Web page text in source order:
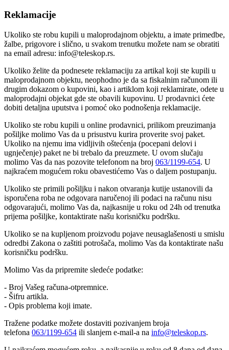
Reklamacije
Ukoliko ste robu kupili u maloprodajnom objektu, a imate primedbe,
žalbe, prigovore i slično, u svakom trenutku možete nam se obratiti
na email adresu: info@teleskop.rs.
Ukoliko želite da podnesete reklamaciju za artikal koji ste kupili u
maloprodajnom objektu, neophodno je da sa fiskalnim računom ili
drugim dokazom o kupovini, kao i artiklom koji reklamirate, odete u
maloprodajni objekat gde ste obavili kupovinu. U prodavnici ćete
dobiti detaljna uputstva i pomoć oko podnošenja reklamacije.
Ukoliko ste robu kupili u online prodavnici, prilikom preuzimanja
pošiljke molimo Vas da u prisustvu kurira proverite svoj paket.
Ukoliko na njemu ima vidljivih oštećenja (pocepani delovi i
ugnječenje) paket ne bi trebalo da preuzmete. U ovom slučaju
molimo Vas da nas pozovite telefonom na broj 063/1199-654. U
najkraćem mogućem roku obavestićemo Vas o daljem postupanju.
Ukoliko ste primili pošiljku i nakon otvaranja kutije ustanovili da
isporučena roba ne odgovara naručenoj ili podaci na računu nisu
odgovarajući, molimo Vas da, najkasnije u roku od 24h od trenutka
prijema pošiljke, kontaktirate našu korisničku podršku.
Ukoliko se na kupljenom proizvodu pojave neusaglašenosti u smislu
odredbi Zakona o zaštiti potrošača, molimo Vas da kontaktirate našu
korisničku podršku.
Molimo Vas da pripremite sledeće podatke:
- Broj Vašeg računa-otpremnice.
- Šifru artikla.
- Opis problema koji imate.
Tražene podatke možete dostaviti pozivanjem broja
telefona 063/1199-654 ili slanjem e-mail-a na info@teleskop.rs.